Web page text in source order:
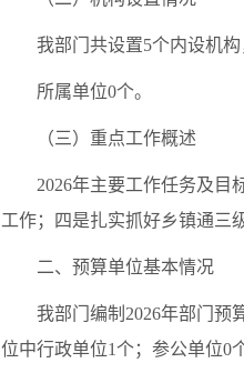
我部门共设置5个内设机
所属单位0个。
（三）重点工作概述
2026年主要工作任务及目
工作；四是扎实抓好乡镇通三
二、预算单位基本情况
我部门编制2026年部门预
位中行政单位1个；参公单位0